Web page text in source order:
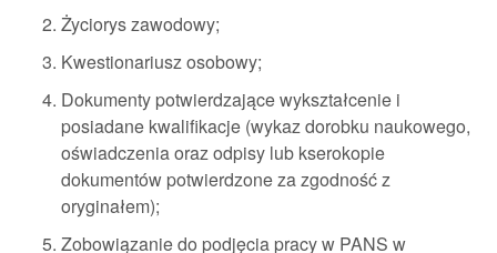
Życiorys zawodowy;
Kwestionariusz osobowy;
Dokumenty potwierdzające wykształcenie i
posiadane kwalifikacje (wykaz dorobku naukowego,
oświadczenia oraz odpisy lub kserokopie
dokumentów potwierdzone za zgodność z
oryginałem);
Zobowiązanie do podjęcia pracy w PANS w